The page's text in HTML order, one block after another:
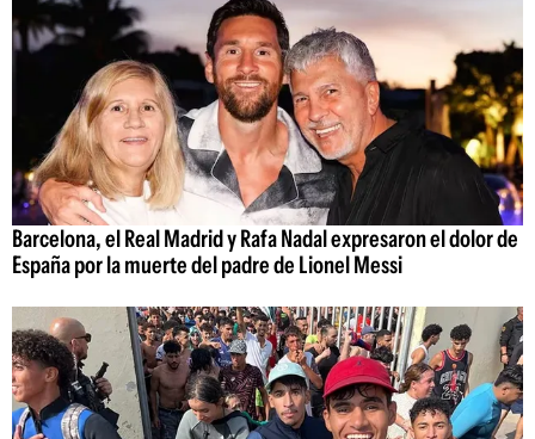
Barcelona, el Real Madrid y Rafa Nadal expresaron el dolor de
España por la muerte del padre de Lionel Messi